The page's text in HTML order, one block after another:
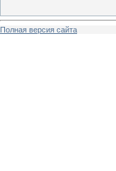
Полная версия сайта